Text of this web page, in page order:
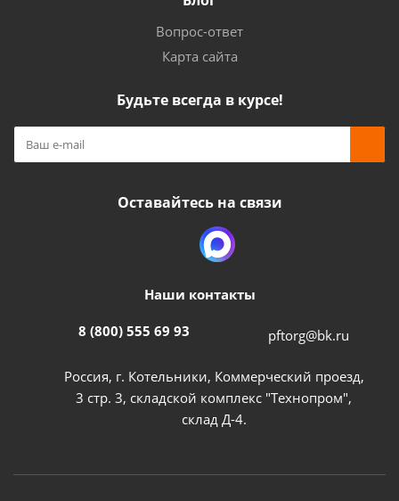
Вопрос-ответ
Карта сайта
Будьте всегда в курсе!
Оставайтесь на связи
Наши контакты
8 (800) 555 69 93 pftorg@bk.ru
Россия, г. Котельники, Коммерческий проезд,
3 стр. 3, складской комплекс "Технопром",
склад Д-4.